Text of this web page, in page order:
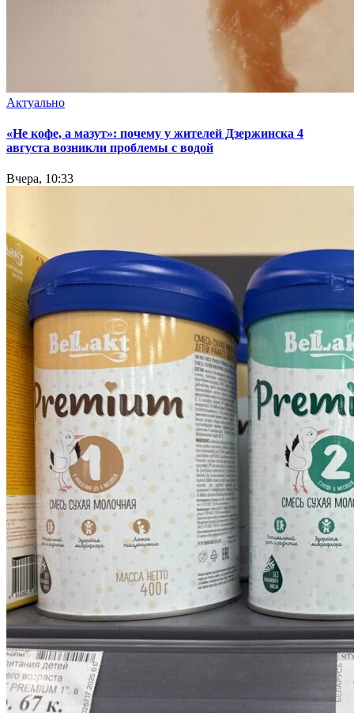
Актуально
«Не кофе, а мазут»: почему у жителей Дзержинска 4
августа возникли проблемы с водой
Вчера, 10:33